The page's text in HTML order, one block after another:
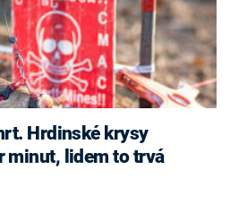
minut, lidem to trvá